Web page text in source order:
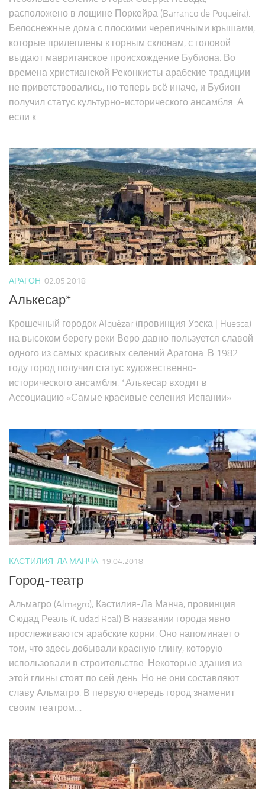
Небольшое селение в горах Сьерра Невада,
расположено в лощине Поркейра (Barranco de Poqueira).
Белоснежные дома с плоскими черепичными крышами,
которые прилеплены к горным склонам, с головой
выдают мавританское происхождение Бубиона. Во
времена христианской Реконкисты арабские традиции
не приветствовались, но теперь всё иначе, и Бубион
получил статус культурно-исторического ансамбля. А
АРАГОН 02.05.2018
Крошечный городок Alquézar (провинция Уэска | Huesca)
на высоком берегу реки Веро давно пользуется славой
одного из самых красивых селений Арагона. В 1982
году город получил статус художественно-
исторического ансамбля. *Алькесар входит в
КАСТИЛИЯ-ЛА МАНЧА
Альмагро (Almagro), Кастилия-Ла Манча, провинция
Сюдад Реаль (Ciudad Real) В названии города явно
прослеживаются арабские корни. Оно напоминает о
том, что здесь добывали красную глину, которую
использовали в строительстве. Некоторые здания из
этой глины стоят по сей день. Но не они составляют
славу Альмагро. В первую очередь город знаменит